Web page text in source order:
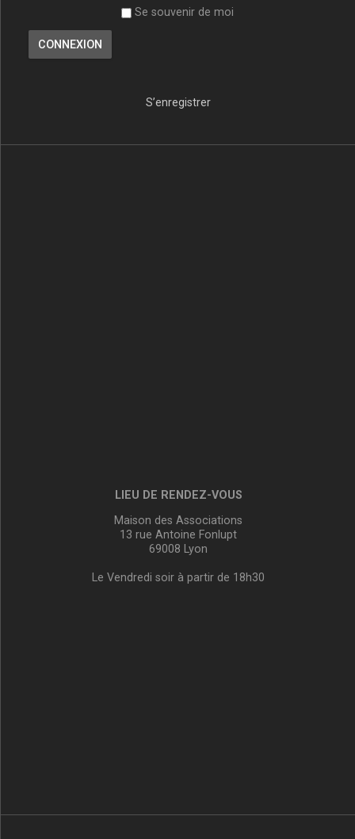
Se souvenir de moi
S’enregistrer
LIEU DE RENDEZ-VOUS
Maison des Associations
13 rue Antoine Fonlupt
69008 Lyon
Le Vendredi soir à partir de 18h30